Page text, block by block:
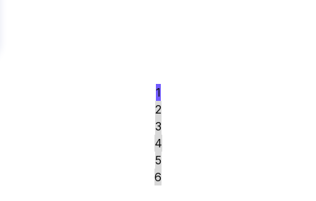
1
2
3
4
5
6